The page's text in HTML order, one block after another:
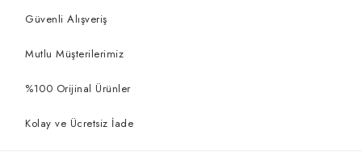
Güvenli Alışveriş
Mutlu Müşterilerimiz
%100 Orijinal Ürünler
Kolay ve Ücretsiz İade